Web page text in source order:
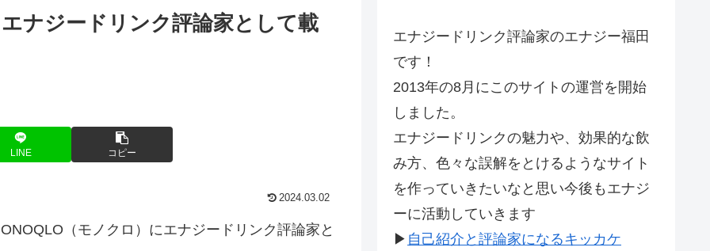
ナジードリンク評論家として載
LINE コピー
2024.03.02
（モノクロ）にエナジードリンク評論家と
エナジードリンク評論家のエナジー福田
です！
2013年の8月にこのサイトの運営を開始
しました。
エナジードリンクの魅力や、効果的な飲
み方、色々な誤解をとけるようなサイト
を作っていきたいなと思い今後もエナジ
ーに活動していきます
▶ 自己紹介と評論家になるキッカケ